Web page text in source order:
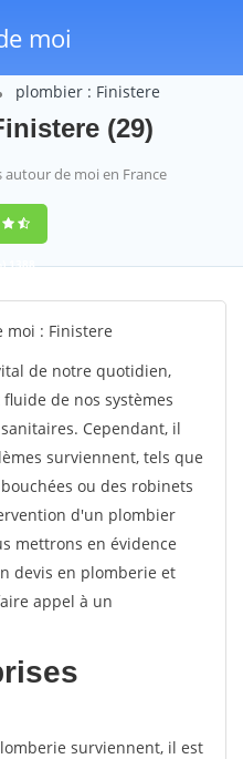
moi
plombier : Finistere
(29)
de moi en France
1388
: Finistere
de notre quotidien,
de nos systèmes
Cependant, il
surviennent, tels que
ou des robinets
d'un plombier
mettrons en évidence
devis en plomberie et
appel à un
surviennent, il est